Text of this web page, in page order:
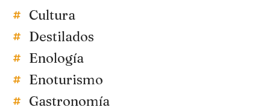
Cultura
Destilados
Enología
Enoturismo
Gastronomía